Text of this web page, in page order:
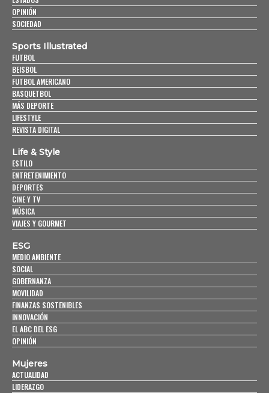
OPINIÓN
SOCIEDAD
Sports Illustrated
FUTBOL
BEISBOL
FUTBOL AMERICANO
BASQUETBOL
MÁS DEPORTE
LIFESTYLE
REVISTA DIGITAL
Life & Style
ESTILO
ENTRETENIMIENTO
DEPORTES
CINE Y TV
MÚSICA
VIAJES Y GOURMET
ESG
MEDIO AMBIENTE
SOCIAL
GOBERNANZA
MOVILIDAD
FINANZAS SOSTENIBLES
INNOVACIÓN
EL ABC DEL ESG
OPINIÓN
Mujeres
ACTUALIDAD
LIDERAZGO